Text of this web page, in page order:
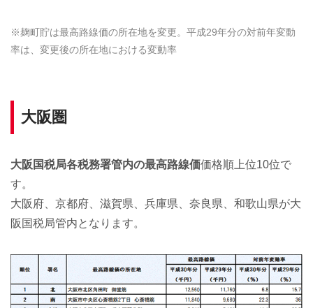
※麹町貯は最高路線価の所在地を変更。平成29年分の対前年変動
率は、変更後の所在地における変動率
大阪圏
大阪国税局各税務署管内の最高路線価価格順上位10位で
す。
大阪府、京都府、滋賀県、兵庫県、奈良県、和歌山県が大
阪国税局管内となります。